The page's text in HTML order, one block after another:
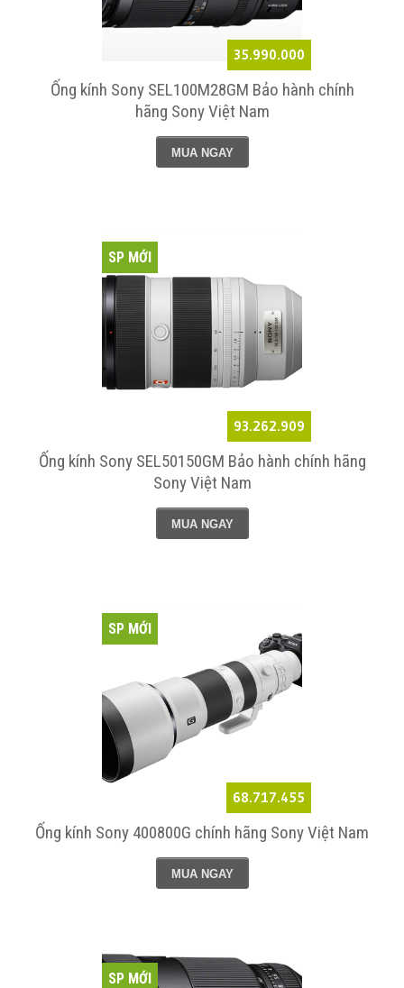
35.990.000
Ống kính Sony SEL100M28GM Bảo hành chính
hãng Sony Việt Nam
MUA NGAY
93.262.909
SP MỚI
Ống kính Sony SEL50150GM Bảo hành chính hãng
Sony Việt Nam
MUA NGAY
68.717.455
SP MỚI
Ống kính Sony 400800G chính hãng Sony Việt Nam
MUA NGAY
SP MỚI